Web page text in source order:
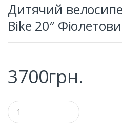
Дитячий
Bike 20″
3700грн.
Q
u
a